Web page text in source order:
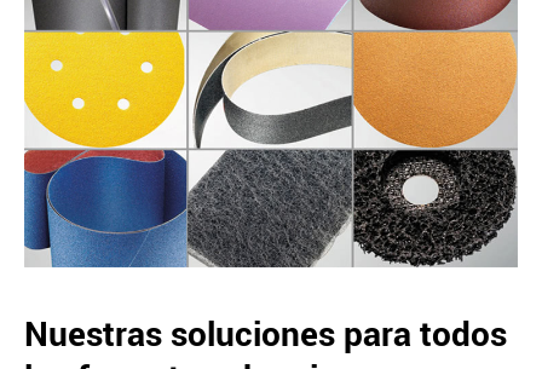
Nuestras soluciones para todos